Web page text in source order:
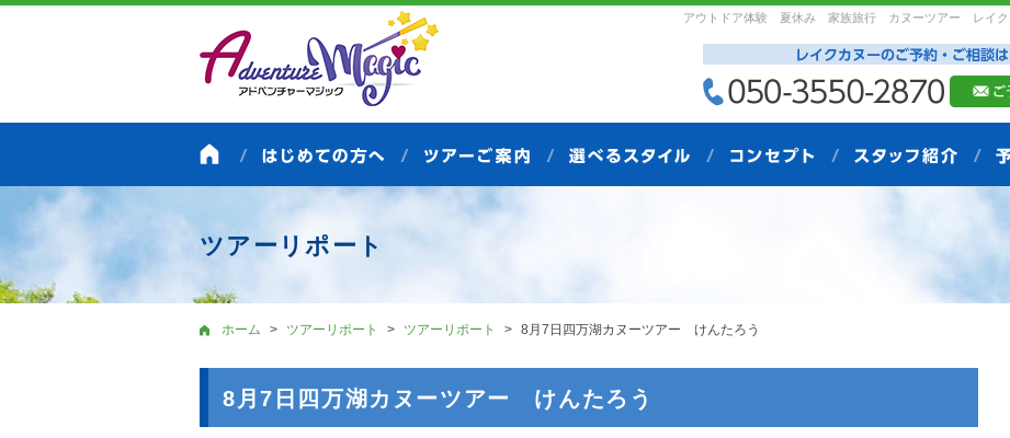
アウトドア体験 夏休み 家族旅行 カヌーツアー レイ
ツアーリポート
ホーム ツアーリポート ツアーリポート 8月7日四万湖カヌーツアー けんたろう
8月7日四万湖カヌーツアー けんたろう